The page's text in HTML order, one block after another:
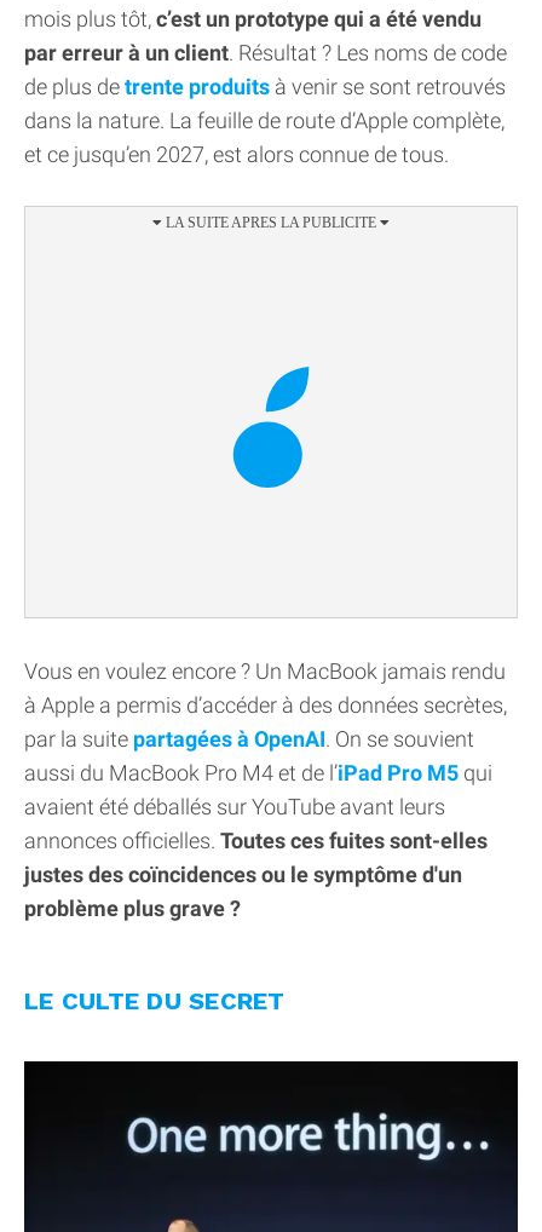
mois plus tôt,c’est un prototype qui a été vendu
par erreur à un client. Résultat ? Les noms de code
de plus detrente produits à venir se sont retrouvés
dans la nature. La feuille de route d’Apple complète,
et ce jusqu’en 2027, est alors connue de tous.
Vous en voulez encore ? Un MacBook jamais rendu
à Apple a permis d’accéder à des données secrètes,
par la suite partagées à OpenAI. On se souvient
aussi du MacBook Pro M4 et de l’iPad Pro M5 qui
avaient été déballés sur YouTube avant leurs
annonces officielles. Toutes ces fuites sont-elles
justes des coïncidences ou le symptôme d'un
problème plus grave ?
LE CULTE DU SECRET